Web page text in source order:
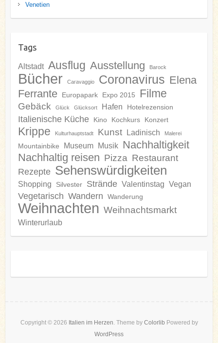
Venetien
Tags
Altstadt Ausflug Ausstellung Barock
Bücher Caravaggio Coronavirus Elena
Ferrante
Europapark Expo 2015 Filme
Gebäck Glück Glücksort Hafen Hotelrezension
Italienische Küche Kino Kochkurs Konzert
Krippe Kulturhauptstadt Kunst Ladinisch Malerei
Mountainbike Museum Musik Nachhaltigkeit
Nachhaltig reisen Pizza Restaurant
Rezepte Sehenswürdigkeiten
Shopping Silvester Strände Valentinstag Vegan
Vegetarisch Wandern Wanderung
Weihnachten Weihnachtsmarkt
Winterurlaub
Copyright © 2026 Italien im Herzen . Theme by Colorlib Powered by
WordPress